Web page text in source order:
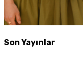
Son Yayınlar